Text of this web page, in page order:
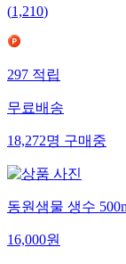
(1,210)
297적립
무료배송
18,272명구매중
동원샘물 생수
16,000원